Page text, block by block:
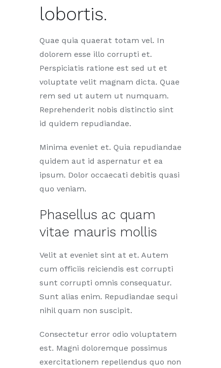
lobortis.
Quae quia quaerat totam vel. In
dolorem esse illo corrupti et.
Perspiciatis ratione est sed ut et
voluptate velit magnam dicta. Quae
rem sed ut autem ut numquam.
Reprehenderit nobis distinctio sint
id quidem repudiandae.
Minima eveniet et. Quia repudiandae
quidem aut id aspernatur et ea
ipsum. Dolor occaecati debitis quasi
quo veniam.
Phasellus ac quam
vitae mauris mollis
Velit at eveniet sint at et. Autem
cum officiis reiciendis est corrupti
sunt corrupti omnis consequatur.
Sunt alias enim. Repudiandae sequi
nihil quam non suscipit.
Consectetur error odio voluptatem
est. Magni doloremque possimus
exercitationem repellendus quo non